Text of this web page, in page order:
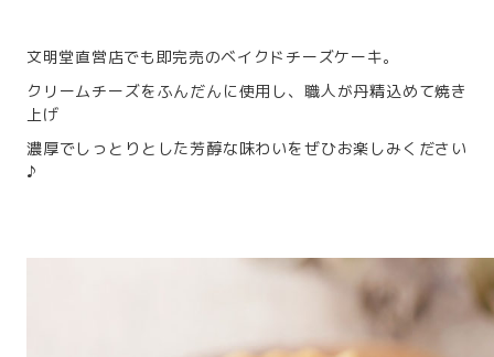
文明堂直営店でも即完売のベイクドチーズケーキ。
クリームチーズをふんだんに使用し、職人が丹精込めて焼き
上げ
濃厚でしっとりとした芳醇な味わいをぜひお楽しみください
♪